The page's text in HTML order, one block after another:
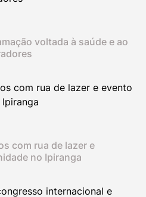
voltada à saúde e ao
com rua de lazer e
no Ipiranga